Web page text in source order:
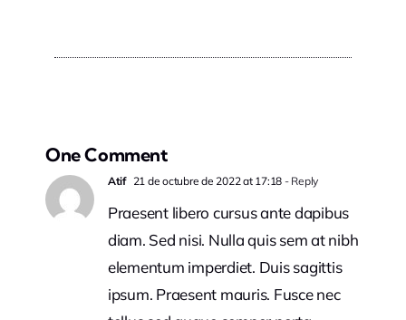
One Comment
Atif 21 de octubre de 2022 at 17:18 - Reply
Praesent libero cursus ante dapibus
diam. Sed nisi. Nulla quis sem at nibh
elementum imperdiet. Duis sagittis
ipsum. Praesent mauris. Fusce nec